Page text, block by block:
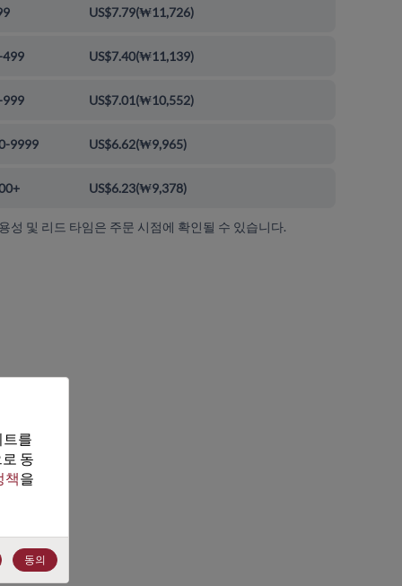
US$7.79(₩11,726)
499 US$7.40(₩11,139)
999 US$7.01(₩10,552)
9999 US$6.62(₩9,965)
US$6.23(₩9,378)
성 및 리드 타임은 주문 시점에 확인될 수 있습니다.
트를
동
책을
동의